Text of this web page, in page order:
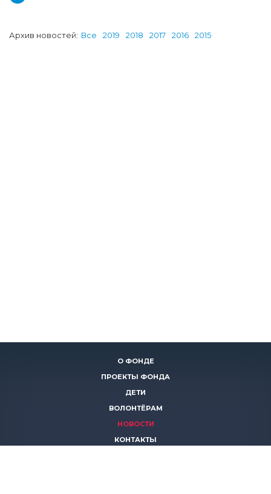
Архив новостей: Все 2019 2018 2017 2016 2015
О ФОНДЕ
ПРОЕКТЫ ФОНДА
ДЕТИ
ВОЛОНТЁРАМ
НОВОСТИ
КОНТАКТЫ